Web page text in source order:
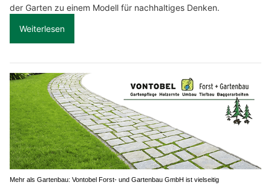
der Garten zu einem Modell für nachhaltiges Denken.
Weiterlesen
Mehr als Gartenbau: Vontobel Forst- und Gartenbau GmbH ist vielseitig